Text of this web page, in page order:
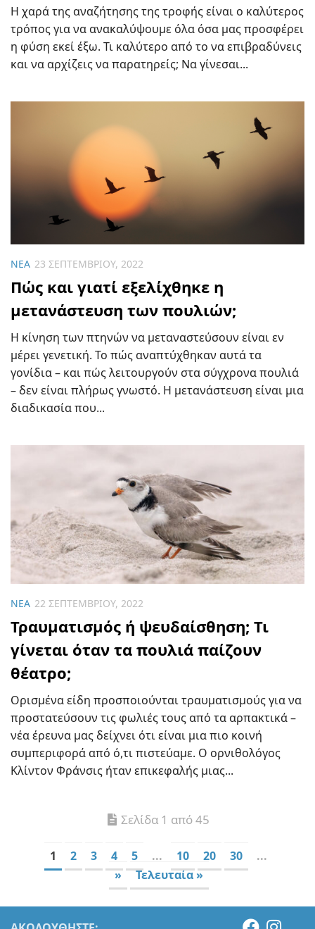
Η χαρά της αναζήτησης της τροφής είναι ο καλύτερος
τρόπος για να ανακαλύψουμε όλα όσα μας προσφέρει
η φύση εκεί έξω. Τι καλύτερο από το να επιβραδύνεις
και να αρχίζεις να παρατηρείς; Να γίνεσαι...
ΝΈΑ 23 ΣΕΠΤΕΜΒΡΊΟΥ, 2022
Πώς και γιατί εξελίχθηκε η
μετανάστευση των πουλιών;
Η κίνηση των πτηνών να μεταναστεύσουν είναι εν
μέρει γενετική. Το πώς αναπτύχθηκαν αυτά τα
γονίδια – και πώς λειτουργούν στα σύγχρονα πουλιά
– δεν είναι πλήρως γνωστό. Η μετανάστευση είναι μια
διαδικασία που...
ΝΈΑ 22 ΣΕΠΤΕΜΒΡΊΟΥ, 2022
Τραυματισμός ή ψευδαίσθηση; Τι
γίνεται όταν τα πουλιά παίζουν
θέατρο;
Ορισμένα είδη προσποιούνται τραυματισμούς για να
προστατεύσουν τις φωλιές τους από τα αρπακτικά –
νέα έρευνα μας δείχνει ότι είναι μια πιο κοινή
συμπεριφορά από ό,τι πιστεύαμε. Ο ορνιθολόγος
Κλίντον Φράνσις ήταν επικεφαλής μιας...
Σελίδα 1 από 45
1 2 3 4 5 ... 10 20 30
...
»
Τελευταία »